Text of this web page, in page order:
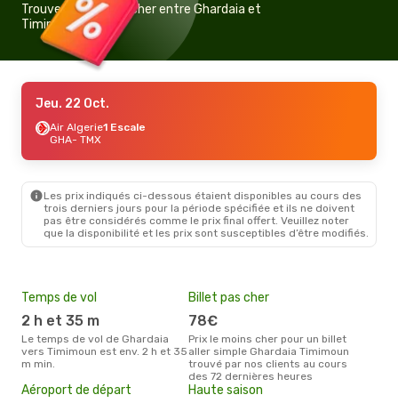
Trouvez un vol pas cher entre Ghardaia et
Timimoun
Jeu. 22 Oct.
Air Algerie1 Escale
GHA- TMX
Les prix indiqués ci-dessous étaient disponibles au cours des
trois derniers jours pour la période spécifiée et ils ne doivent
pas être considérés comme le prix final offert. Veuillez noter
que la disponibilité et les prix sont susceptibles d’être modifiés.
Temps de vol
2 h et 35 m
Le temps de vol de Ghardaia
vers Timimoun est env. 2 h et 35
m min.
Billet pas cher
78€
Prix le moins cher pour un billet
aller simple Ghardaia Timimoun
trouvé par nos clients au cours
des 72 dernières heures
Aéroport de départ Haute saison